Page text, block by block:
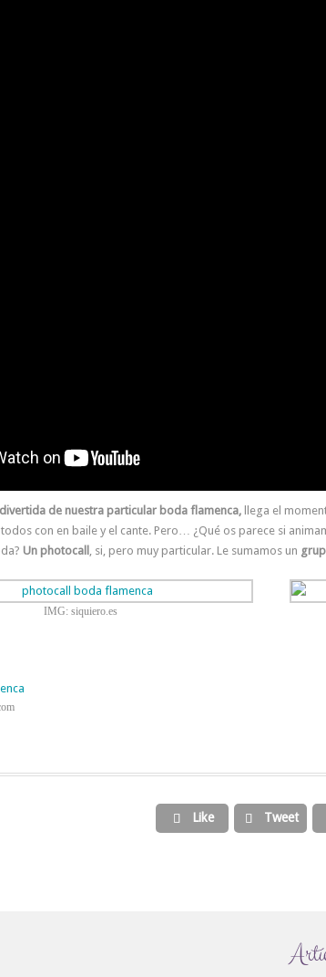
de nuestra particular boda flamenca, llega el
con en baile y el cante. Pero… ¿Qué os parece si
Un photocall , si, pero muy particular. Le sumamos un
IMG: siquiero.es
 Like  Tweet